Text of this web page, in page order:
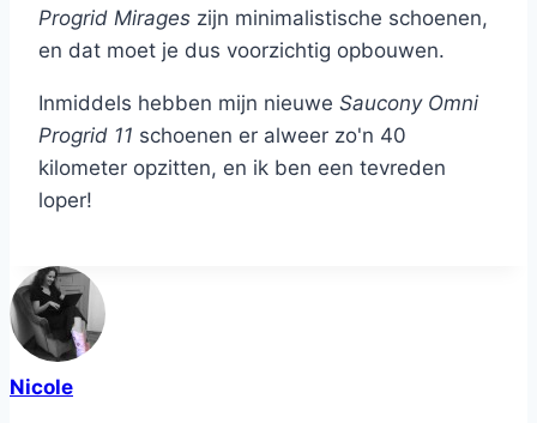
Progrid Mirages zijn minimalistische schoenen,
en dat moet je dus voorzichtig opbouwen.
Inmiddels hebben mijn nieuwe Saucony Omni
Progrid 11 schoenen er alweer zo'n 40
kilometer opzitten, en ik ben een tevreden
loper!
Nicole